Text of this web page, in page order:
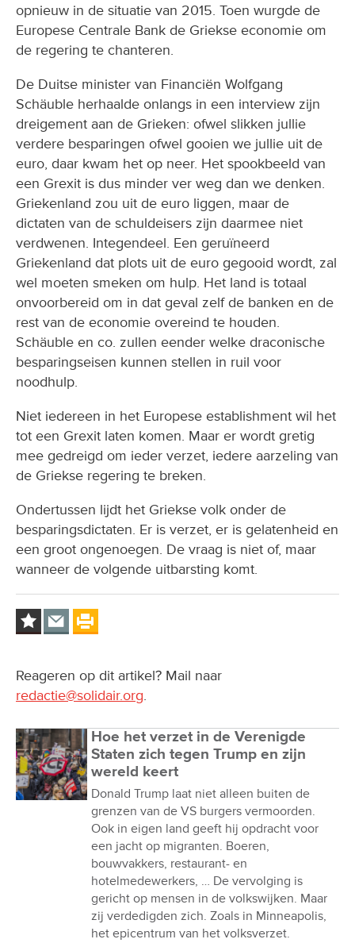
opnieuw in de situatie van 2015. Toen wurgde de
Europese Centrale Bank de Griekse economie om
de regering te chanteren.
De Duitse minister van Financiën Wolfgang
Schäuble herhaalde onlangs in een interview zijn
dreigement aan de Grieken: ofwel slikken jullie
verdere besparingen ofwel gooien we jullie uit de
euro, daar kwam het op neer. Het spookbeeld van
een Grexit is dus minder ver weg dan we denken.
Griekenland zou uit de euro liggen, maar de
dictaten van de schuldeisers zijn daarmee niet
verdwenen. Integendeel. Een geruïneerd
Griekenland dat plots uit de euro gegooid wordt, zal
wel moeten smeken om hulp. Het land is totaal
onvoorbereid om in dat geval zelf de banken en de
rest van de economie overeind te houden.
Schäuble en co. zullen eender welke draconische
besparingseisen kunnen stellen in ruil voor
noodhulp.
Niet iedereen in het Europese establishment wil het
tot een Grexit laten komen. Maar er wordt gretig
mee gedreigd om ieder verzet, iedere aarzeling van
de Griekse regering te breken.
Ondertussen lijdt het Griekse volk onder de
besparingsdictaten. Er is verzet, er is gelatenheid en
een groot ongenoegen. De vraag is niet of, maar
wanneer de volgende uitbarsting komt.
Reageren op dit artikel? Mail naar
redactie@solidair.org.
Hoe het verzet in de Verenigde
Staten zich tegen Trump en zijn
wereld keert
Donald Trump laat niet alleen buiten de
grenzen van de VS burgers vermoorden.
Ook in eigen land geeft hij opdracht voor
een jacht op migranten. Boeren,
bouwvakkers, restaurant- en
hotelmedewerkers, … De vervolging is
gericht op mensen in de volkswijken. Maar
zij verdedigden zich. Zoals in Minneapolis,
het epicentrum van het volksverzet.